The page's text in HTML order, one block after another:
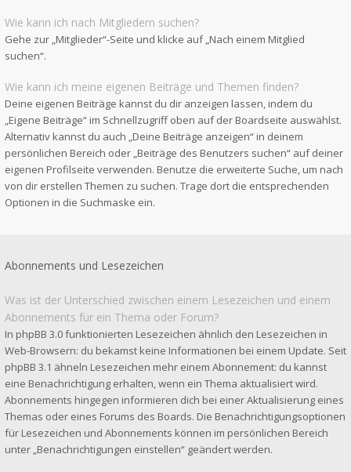
Wie kann ich nach Mitgliedern suchen?
Gehe zur „Mitglieder“-Seite und klicke auf „Nach einem Mitglied
suchen“.
Wie kann ich meine eigenen Beiträge und Themen finden?
Deine eigenen Beiträge kannst du dir anzeigen lassen, indem du
„Eigene Beiträge“ im Schnellzugriff oben auf der Boardseite auswählst.
Alternativ kannst du auch „Deine Beiträge anzeigen“ in deinem
persönlichen Bereich oder „Beiträge des Benutzers suchen“ auf deiner
eigenen Profilseite verwenden. Benutze die erweiterte Suche, um nach
von dir erstellen Themen zu suchen. Trage dort die entsprechenden
Optionen in die Suchmaske ein.
Abonnements und Lesezeichen
Was ist der Unterschied zwischen einem Lesezeichen und einem
Abonnements für ein Thema oder Forum?
In phpBB 3.0 funktionierten Lesezeichen ähnlich den Lesezeichen in
Web-Browsern: du bekamst keine Informationen bei einem Update. Seit
phpBB 3.1 ähneln Lesezeichen mehr einem Abonnement: du kannst
eine Benachrichtigung erhalten, wenn ein Thema aktualisiert wird.
Abonnements hingegen informieren dich bei einer Aktualisierung eines
Themas oder eines Forums des Boards. Die Benachrichtigungsoptionen
für Lesezeichen und Abonnements können im persönlichen Bereich
unter „Benachrichtigungen einstellen“ geändert werden.